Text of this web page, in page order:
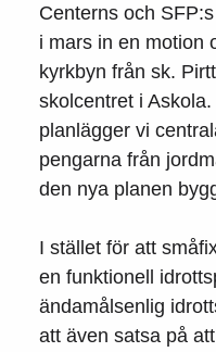
Centerns och
i mars in en motion
kyrkbyn från sk.
skolcentret i
planlägger vi
pengarna från
den nya planen
I stället för att
en funktionell
ändamålsenlig
att även satsa på